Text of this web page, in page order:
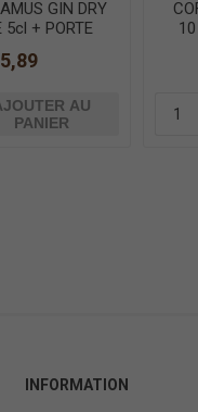
GIN DRY
5cl + PORTE
AU
PANIER
INFORMATION